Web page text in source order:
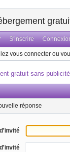
S'inscrire
vous connecter ou
gratuit sans publicité
réponse